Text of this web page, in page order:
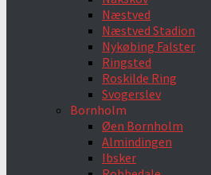
Næstved
Næstved Stadion
Nykøbing Falster
Ringsted
Roskilde Ring
Svogerslev
Bornholm
Øen Bornholm
Almindingen
Ibsker